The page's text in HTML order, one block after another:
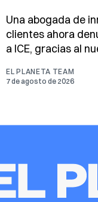
Una abogada de
clientes ahora
a ICE, gracias al
EL PLANETA TEAM
7 de agosto de 2026